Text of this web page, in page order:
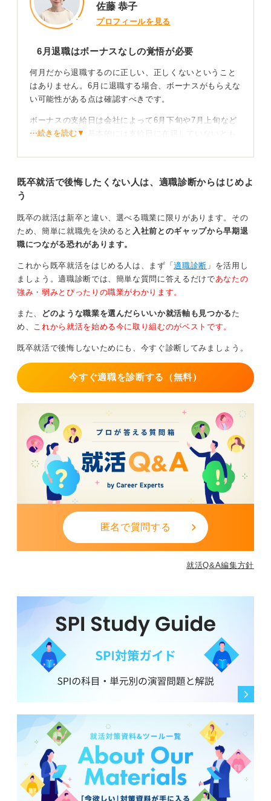
佐藤 恭子
プロフィールを見る
6月退職はボーナスなしの覚悟が必要
何月だから退職するのに正しい、正しくないということ
はありません。6月に退職する場合、ボーナスがもらえな
い可能性がある点は確認すべきです。
ボーナスの支給日は会社によって6月下旬や7月上旬など
異なりますが、基本的には支給日に在籍していないとも
う可能性があるため、会社の規定をよく調べたほうが良
やめたい理由がそれ以上に勝るなら、6月に退職する選択
肢はありだといえます。
私がこれまでキャリア支援をしてきた経験からいうと、6
月時点の求人数は12カ月のなかでは多いほうに入りま
す。一方で、企業が夏休みに入る8月頃には求人数が一時
的に減る可能性も否定できません。
それに比べると、6月は多くの求人が多くあるため、しっ
⋯続きを読む▼
既卒就活で後悔したくない人は、適職診断からはじめよ
う
既卒の就活は新卒と違い、選べる職業に限りがあります。その
ため、簡単に就職先を決めると 入社前とのギャップから早期退
職につながる恐れがあります。
これから既卒就活をはじめる人は、まず「適職診断 」を活用し
ましょう。適職診断では、簡単な質問に答えるだけであなたの
強み・弱みとぴったりの職業がわかります。
また、 どのような職業を選んだらいいか就活軸も見つかる た
め、 これから就活を始める今に取り組むのがベストです。
既卒就活で後悔しないためにも、今すぐ診断してみましょう。
今すぐ適職を診断する（無料）
匿名で質問する
就活Q&A編集方針